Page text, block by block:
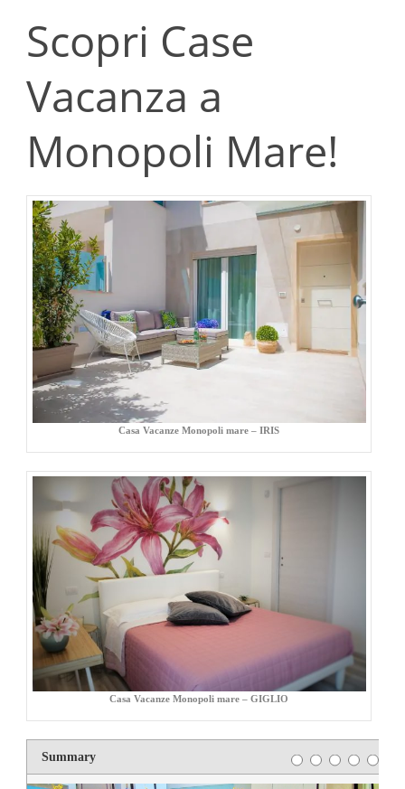
Scopri Case
Vacanza a
Monopoli Mare!
Casa Vacanze Monopoli mare – IRIS
Casa Vacanze Monopoli mare – GIGLIO
Summary Rating1 star2 stars3 stars4 stars